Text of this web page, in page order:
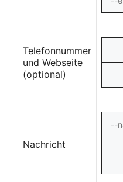
Telefonnummer
und Webseite
(optional)
Nachricht